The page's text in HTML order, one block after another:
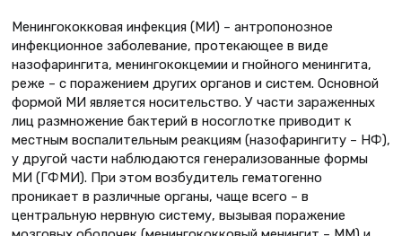
Менингококковая инфекция (МИ) – антропонозное
инфекционное заболевание, протекающее в виде
назофарингита, менингококцемии и гнойного менингита,
реже – с поражением других органов и систем. Основной
формой МИ является носительство. У части зараженных
лиц размножение бактерий в носоглотке приводит к
местным воспалительным реакциям (назофарингиту – НФ),
у другой части наблюдаются генерализованные формы
МИ (ГФМИ). При этом возбудитель гематогенно
проникает в различные органы, чаще всего – в
центральную нервную систему, вызывая поражение